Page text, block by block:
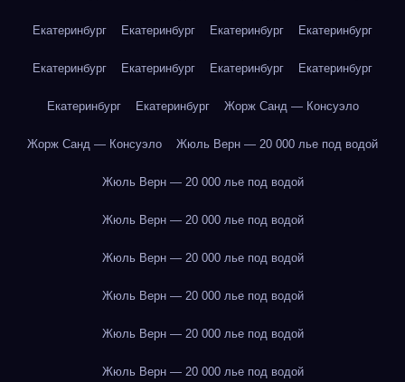
Екатеринбург Екатеринбург Екатеринбург Екатеринбург
Екатеринбург Екатеринбург Екатеринбург Екатеринбург
Екатеринбург Екатеринбург Жорж Санд — Консуэло
Жорж Санд — Консуэло Жюль Верн — 20 000 лье под водой
Жюль Верн — 20 000 лье под водой
Жюль Верн — 20 000 лье под водой
Жюль Верн — 20 000 лье под водой
Жюль Верн — 20 000 лье под водой
Жюль Верн — 20 000 лье под водой
Жюль Верн — 20 000 лье под водой